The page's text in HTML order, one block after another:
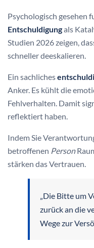
Psychologisch gesehen
Entschuldigungals
Studien 2026 zeigen,
schneller deeskalieren.
Ein sachliches
Anker. Es kühlt die
Fehlverhalten. Damit
reflektiert haben.
Indem Sie
betroffenen Person
stärken das Vertrauen.
„Die Bitte um
zurück an die
Wege zur